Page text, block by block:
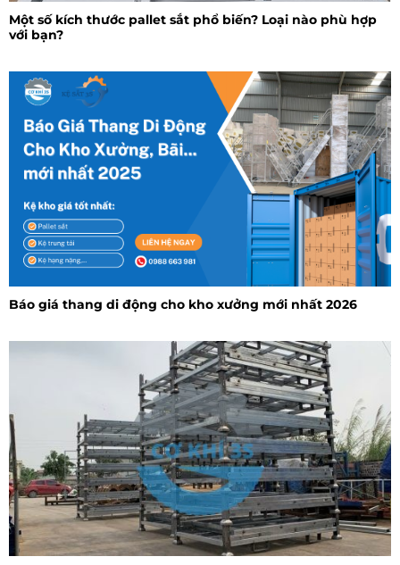
Một số kích thước pallet sắt phổ biến? Loại nào phù hợp
với bạn?
Báo giá thang di động cho kho xưởng mới nhất 2026